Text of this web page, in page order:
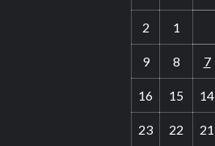
1
2
7
8
9
14
15
16
21
22
23